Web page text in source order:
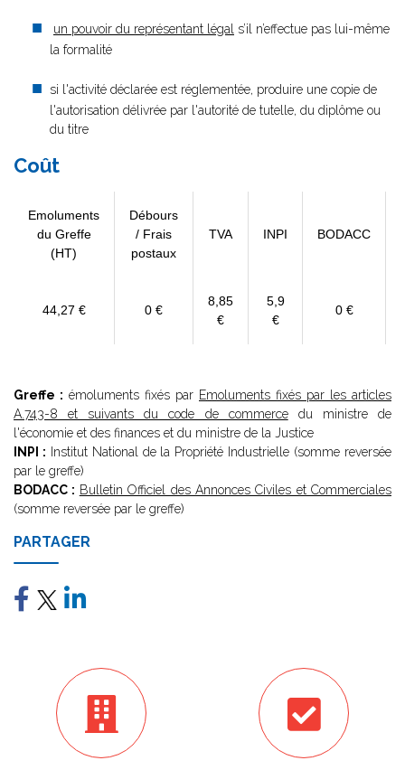
un pouvoir du représentant légal s’il n’effectue pas lui-même
la formalité
si l'activité déclarée est réglementée, produire une copie de
l'autorisation délivrée par l'autorité de tutelle, du diplôme ou
du titre
Coût
Emoluments
du Greffe
(HT)
Débours
/ Frais
postaux
TVA INPI BODACC
44,27 € 0 €
8,85
€
5,9
€
0 €
Greffe : émoluments fixés par Emoluments fixés par les articles
A.743-8 et suivants du code de commercedu ministre de
l'économie et des finances et du ministre de la Justice
INPI : Institut National de la Propriété Industrielle (somme reversée
par le greffe)
BODACC : Bulletin Officiel des Annonces Civiles et Commerciales
(somme reversée par le greffe)
PARTAGER